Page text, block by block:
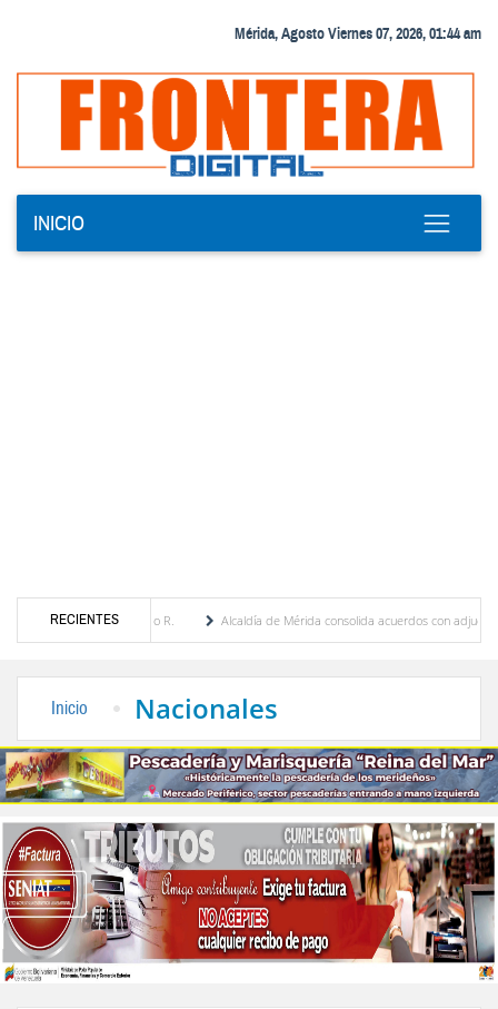
Mérida, Agosto Viernes 07, 2026, 01:44 am
INICIO
RECIENTES
Febres Cordero R.
Alcaldía de Mérida consolida acuerdos con adjudicatarios
Inicio Nacionales